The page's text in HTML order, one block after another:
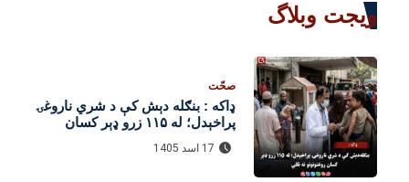
ویجت وبلاگ
صحّت
ډاکه : بنګله‌ دېش کې د شري ناروغۍ
پراخېدل؛ له ۱۱۵ زرو ډېر کسان
روغتونونو ته تللي
17 اسد 1405